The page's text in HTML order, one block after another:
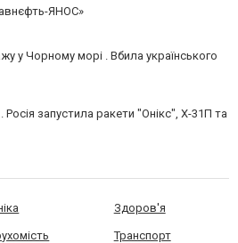
ЯНОС»
у Чорному морі . Вбила українського
запустила ракети "Онікс", Х-31П та
Здоров'я
Транспорт